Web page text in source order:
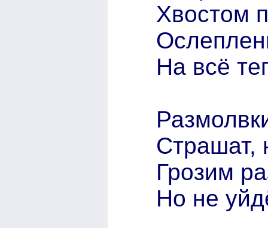
Хвостом
На всё
Страшат,
Грозим
Но не